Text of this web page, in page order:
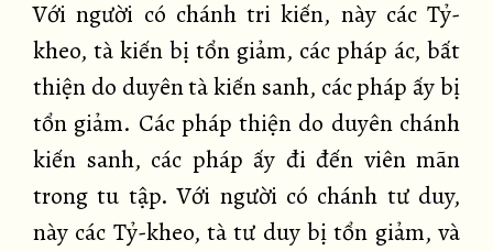
Với người có chánh tri kiến, này các Tỷ-
kheo, tà kiến bị tổn giảm, các pháp ác, bất
thiện do duyên tà kiến sanh, các pháp ấy bị
tổn giảm. Các pháp thiện do duyên chánh
kiến sanh, các pháp ấy đi đến viên mãn
trong tu tập. Với người có chánh tư duy,
này các Tỷ-kheo, tà tư duy bị tổn giảm, và